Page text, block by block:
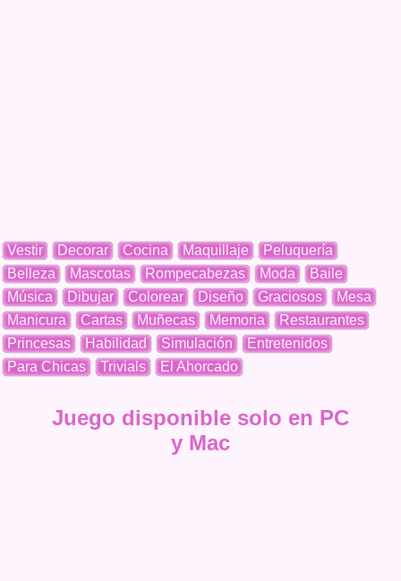
Vestir Decorar Cocina Maquillaje
Peluquería
Belleza
Mascotas Rompecabezas Moda
Baile
Música
Dibujar Colorear Diseño Graciosos
Mesa
Manicura
Cartas Muñecas Memoria
Restaurantes
Princesas
Habilidad Simulación
Entretenidos
Para Chicas
Trivials El Ahorcado
Juego disponible solo en PC
y Mac